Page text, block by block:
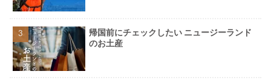
帰国前にチェックしたい ニュージーランド
のお土産